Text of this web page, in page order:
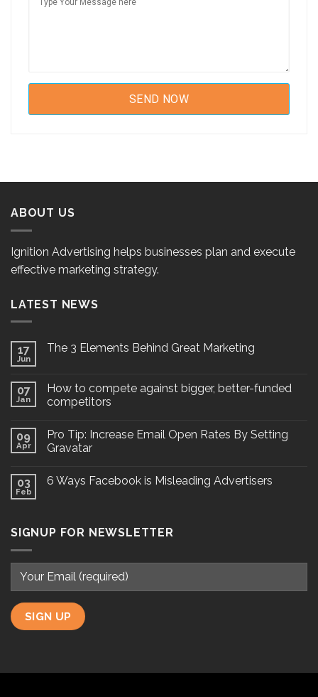
ABOUT US
Ignition Advertising helps businesses plan and execute
effective marketing strategy.
LATEST NEWS
17
Jun
The 3 Elements Behind Great Marketing
07
Jan
How to compete against bigger, better-funded
competitors
09
Apr
Pro Tip: Increase Email Open Rates By Setting
Gravatar
03
Feb
6 Ways Facebook is Misleading Advertisers
SIGNUP FOR NEWSLETTER